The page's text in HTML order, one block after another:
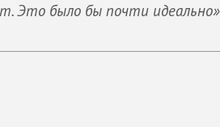
Это было бы почти идеально»